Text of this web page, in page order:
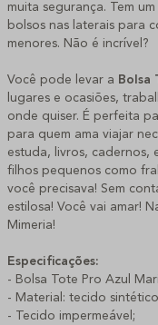
muita segurança. Tem
bolsos nas laterais para
menores. Não é incrível?
Você pode levar a Bolsa
lugares e ocasiões,
onde quiser. É perfeita
para quem ama viajar
estuda, livros, cadernos,
filhos pequenos como
você precisava! Sem
estilosa! Você vai amar!
Mimeria!
Especificações:
- Bolsa Tote Pro Azul
- Material: tecido
- Tecido impermeável;